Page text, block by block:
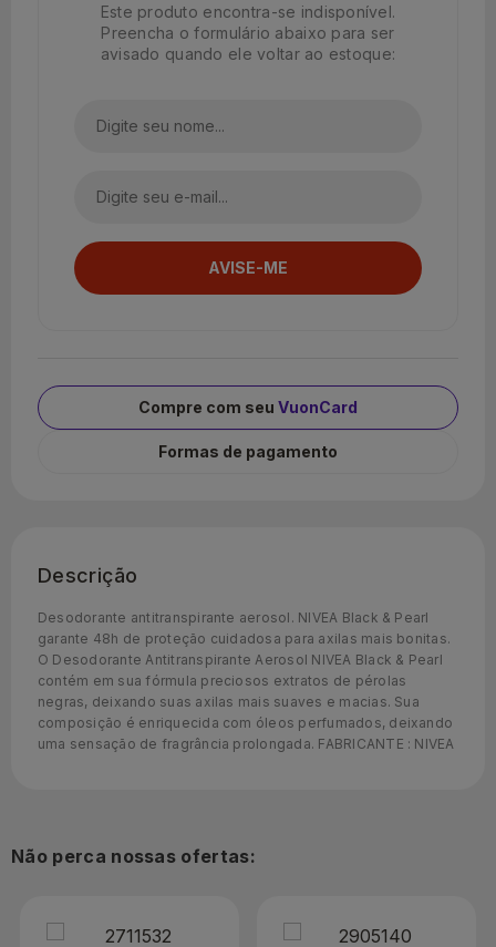
Este produto encontra-se indisponível.
Preencha o formulário abaixo para ser
avisado quando ele voltar ao estoque:
Compre com seu VuonCard
Formas de pagamento
Descrição
Desodorante antitranspirante aerosol. NIVEA Black & Pearl
garante 48h de proteção cuidadosa para axilas mais bonitas.
O Desodorante Antitranspirante Aerosol NIVEA Black & Pearl
contém em sua fórmula preciosos extratos de pérolas
negras, deixando suas axilas mais suaves e macias. Sua
composição é enriquecida com óleos perfumados, deixando
uma sensação de fragrância prolongada. FABRICANTE : NIVEA
Não perca nossas ofertas: